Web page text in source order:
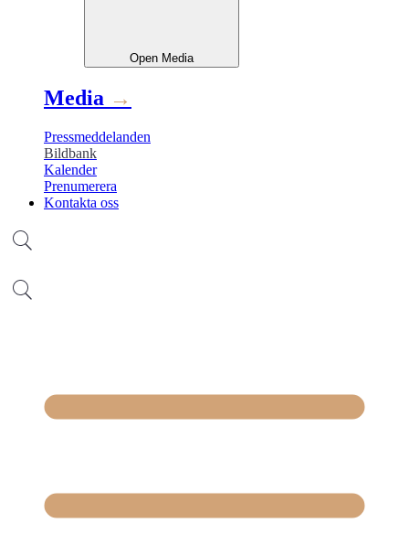
Open Media
Media →
Pressmeddelanden
Bildbank
Kalender
Prenumerera
Kontakta oss